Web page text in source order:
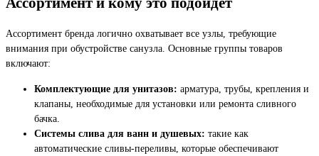
Ассортимент бренда логично охватывает все узлы, требующие
внимания при обустройстве санузла. Основные группы товаров
включают:
Комплектующие для унитазов: арматура, трубы, крепления и
клапаны, необходимые для установки или ремонта сливного
бачка.
Системы слива для ванн и душевых: такие как
автоматические сливы-переливы, которые обеспечивают